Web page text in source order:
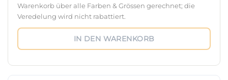
Warenkorb über alle Farben & Grössen gerechnet; die
Veredelung wird nicht rabattiert.
IN DEN WARENKORB